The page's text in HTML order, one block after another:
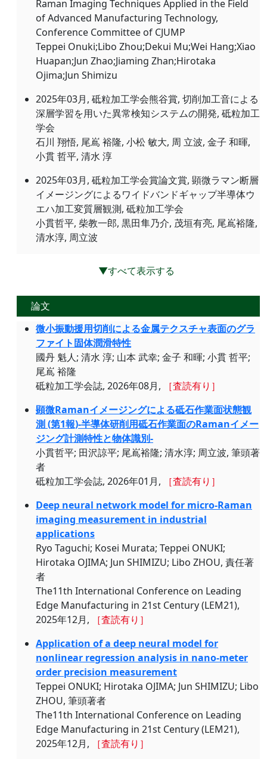
Raman Imaging Techniques Applied in the Field
of Advanced Manufacturing Technology,
Conference Committee of CJUMP
Teppei Onuki;Libo Zhou;Dekui Mu;Wei Hang;Xiao
Huapan;Jun Zhao;Jiaming Zhan;Hirotaka
Ojima;Jun Shimizu
2025年03月, 砥粒加工学会熊谷賞, 切削加工音による
深層学習を用いた異常検知システムの開発, 砥粒加工
学会
石川 翔悟, 尾嶌 裕隆, 小松 敏大, 周 立波, 金子 和暉,
小貫 哲平, 清水 淳
2025年03月, 砥粒加工学会賞論文賞, 顕微ラマン断層
イメージングによるワイドバンドギャップ半導体ウ
エハ加工変質層観測, 砥粒加工学会
小貫哲平, 柴教一郎, 黒田隼乃介, 茂垣有亮, 尾嶌裕隆,
清水淳, 周立波
▼すべて表示する
論文
微小振動援用切削による金属テクスチャ表面のグラ
ファイト固体潤滑特性
國丹 魁人; 清水 淳; 山本 武幸; 金子 和暉; 小貫 哲平;
尾嶌 裕隆
砥粒加工学会誌, 2026年08月,
［査読有り］
顕微Ramanイメージングによる砥石作業面状態観
測 (第1報)-半導体研削用砥石作業面のRamanイメー
ジング計測特性と物体識別-
小貫哲平; 田沢諒平; 尾嶌裕隆; 清水淳; 周立波, 筆頭著
者
砥粒加工学会誌, 2026年01月,
［査読有り］
Deep neural network model for micro-Raman
imaging measurement in industrial
applications
Ryo Taguchi; Kosei Murata; Teppei ONUKI;
Hirotaka OJIMA; Jun SHIMIZU; Libo ZHOU, 責任著
者
The11th International Conference on Leading
Edge Manufacturing in 21st Century (LEM21),
2025年12月,
［査読有り］
Application of a deep neural model for
nonlinear regression analysis in nano-meter
order precision measurement
Teppei ONUKI; Hirotaka OJIMA; Jun SHIMIZU; Libo
ZHOU, 筆頭著者
The11th International Conference on Leading
Edge Manufacturing in 21st Century (LEM21),
2025年12月,
［査読有り］